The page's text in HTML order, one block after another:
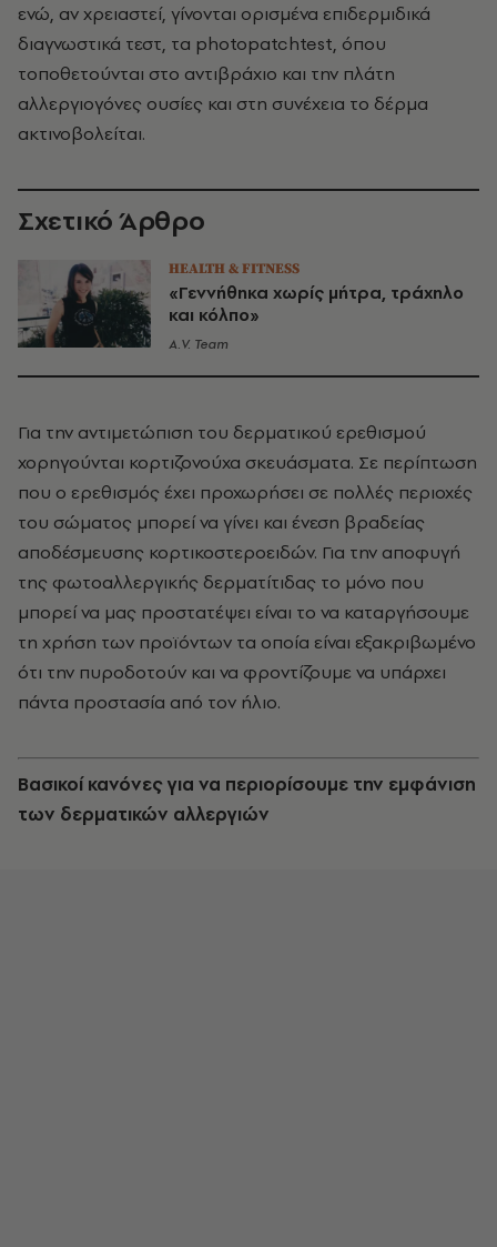
ενώ, αν χρειαστεί, γίνονται ορισμένα επιδερμιδικά
διαγνωστικά τεστ, τα photopatchtest, όπου
τοποθετούνται στο αντιβράχιο και την πλάτη
αλλεργιογόνες ουσίες και στη συνέχεια το δέρμα
ακτινοβολείται.
Σχετικό Άρθρο
HEALTH & FITNESS
«Γεννήθηκα χωρίς μήτρα, τράχηλο
και κόλπο»
A.V. Team
Για την αντιμετώπιση του δερματικού ερεθισμού
χορηγούνται κορτιζονούχα σκευάσματα. Σε περίπτωση
που ο ερεθισμός έχει προχωρήσει σε πολλές περιοχές
του σώματος μπορεί να γίνει και ένεση βραδείας
αποδέσμευσης κορτικοστεροειδών. Για την αποφυγή
της φωτοαλλεργικής δερματίτιδας το μόνο που
μπορεί να μας προστατέψει είναι το να καταργήσουμε
τη χρήση των προϊόντων τα οποία είναι εξακριβωμένο
ότι την πυροδοτούν και να φροντίζουμε να υπάρχει
πάντα προστασία από τον ήλιο.
Βασικοί κανόνες για να περιορίσουμε την εμφάνιση
των δερματικών αλλεργιών